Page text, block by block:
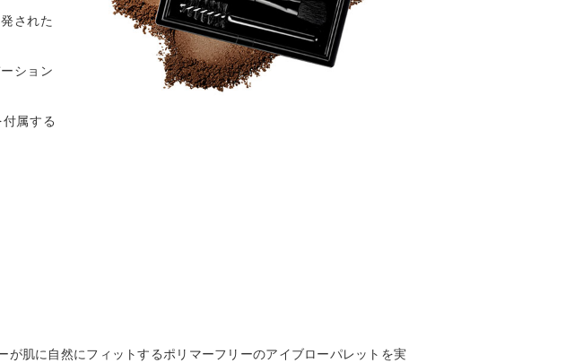
された
ション
属する
肌に自然にフィットするポリマーフリーのアイブローパレットを実